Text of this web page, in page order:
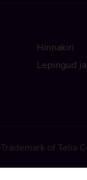
Hinnakiri
Lepingud
of Telia